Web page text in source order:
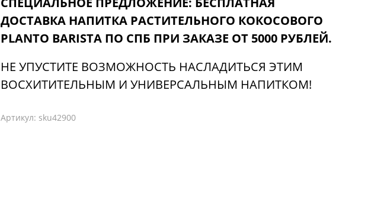
ДОСТАВКА НАПИТКА РАСТИТЕЛЬНОГО КОКОСОВОГО
PLANTO BARISTA ПО СПБ ПРИ ЗАКАЗЕ ОТ 5000 РУБЛЕЙ.
НЕ УПУСТИТЕ ВОЗМОЖНОСТЬ НАСЛАДИТЬСЯ ЭТИМ
ВОСХИТИТЕЛЬНЫМ И УНИВЕРСАЛЬНЫМ НАПИТКОМ!
Артикул: sku42900